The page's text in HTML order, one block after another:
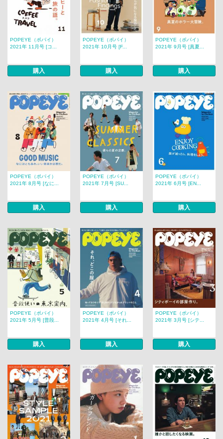
POPEYE（ポパイ）
2021年 11月号 [コ...
購入
POPEYE（ポパイ）
2021年 10月号 [F...
購入
POPEYE（ポパイ）
2021年 9月号 [真夏...
購入
POPEYE（ポパイ）
2021年 8月号 [なに...
購入
POPEYE（ポパイ）
2021年 7月号 [SU...
購入
POPEYE（ポパイ）
2021年 6月号 [EN...
購入
POPEYE（ポパイ）
2021年 5月号 [普段...
購入
POPEYE（ポパイ）
2021年 4月号 [それ...
購入
POPEYE（ポパイ）
2021年 3月号 [シテ...
購入